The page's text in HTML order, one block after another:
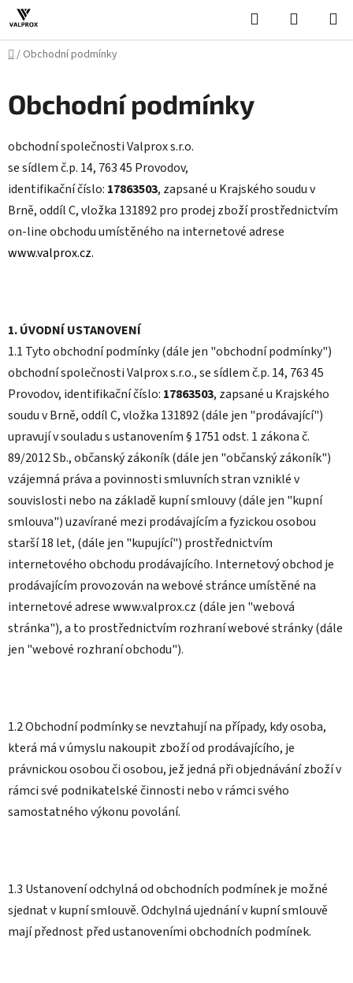
Přejít
na
obsah
Hledat
KOŠÍK
Domů
/ Obchodní podmínky
Obchodní podmínky
obchodní společnosti Valprox s.r.o.
se sídlem č.p. 14, 763 45 Provodov,
identifikační číslo: 17863503, zapsané u Krajského soudu v
Brně, oddíl C, vložka 131892 pro prodej zboží prostřednictvím
on-line obchodu umístěného na internetové adrese
www.valprox.cz.
1. ÚVODNÍ USTANOVENÍ
1.1 Tyto obchodní podmínky (dále jen "obchodní podmínky")
obchodní společnosti Valprox s.r.o., se sídlem č.p. 14, 763 45
Provodov, identifikační číslo: 17863503, zapsané u Krajského
soudu v Brně, oddíl C, vložka 131892 (dále jen "prodávající")
upravují v souladu s ustanovením § 1751 odst. 1 zákona č.
89/2012 Sb., občanský zákoník (dále jen "občanský zákoník")
vzájemná práva a povinnosti smluvních stran vzniklé v
souvislosti nebo na základě kupní smlouvy (dále jen "kupní
smlouva") uzavírané mezi prodávajícím a fyzickou osobou
starší 18 let, (dále jen "kupující") prostřednictvím
internetového obchodu prodávajícího. Internetový obchod je
prodávajícím provozován na webové stránce umístěné na
internetové adrese www.valprox.cz (dále jen "webová
stránka"), a to prostřednictvím rozhraní webové stránky (dále
jen "webové rozhraní obchodu").
1.2 Obchodní podmínky se nevztahují na případy, kdy osoba,
která má v úmyslu nakoupit zboží od prodávajícího, je
právnickou osobou či osobou, jež jedná při objednávání zboží v
rámci své podnikatelské činnosti nebo v rámci svého
samostatného výkonu povolání.
1.3 Ustanovení odchylná od obchodních podmínek je možné
sjednat v kupní smlouvě. Odchylná ujednání v kupní smlouvě
mají přednost před ustanoveními obchodních podmínek.